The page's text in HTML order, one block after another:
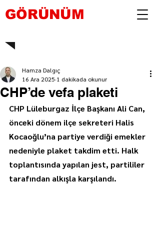
GÖRÜNÜM
CHP’de vefa plaketi
Hamza Dalgıç
16 Ara 2025 1 dakikada okunur
CHP Lüleburgaz İlçe Başkanı Ali Can,
önceki dönem ilçe sekreteri Halis
Kocaoğlu’na partiye verdiği emekler
nedeniyle plaket takdim etti. Halk
toplantısında yapılan jest, partililer
tarafından alkışla karşılandı.